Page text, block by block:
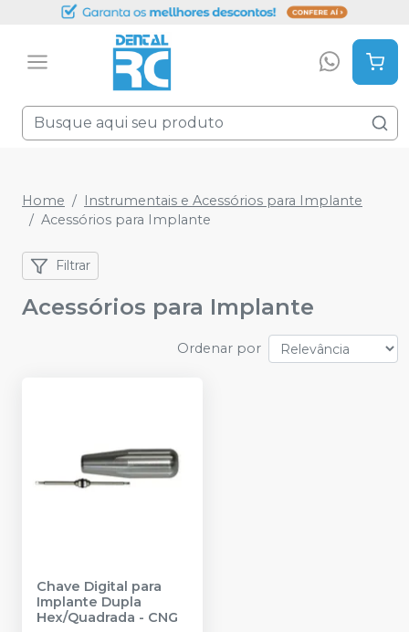
Home
Instrumentais e Acessórios para Implante
Acessórios para Implante
Filtrar
Acessórios para Implante
Ordenar por
Chave Digital para
Implante Dupla
Hex/Quadrada - CNG